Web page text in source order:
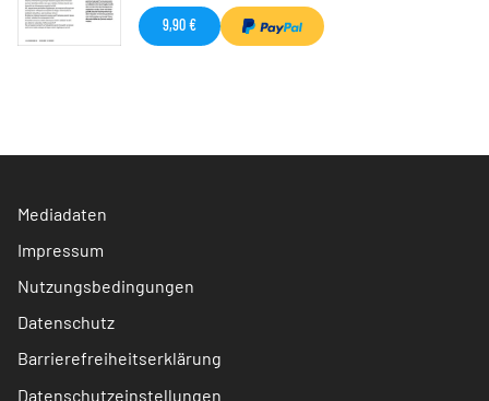
9,90 €
Mediadaten
Impressum
Nutzungsbedingungen
Datenschutz
Barrierefreiheitserklärung
Datenschutzeinstellungen